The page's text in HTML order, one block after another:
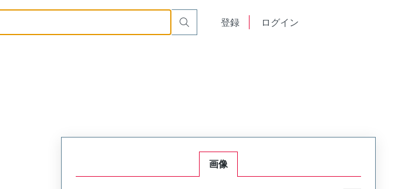
登録 ログイン
MM-214-009-161-22Y6
画像